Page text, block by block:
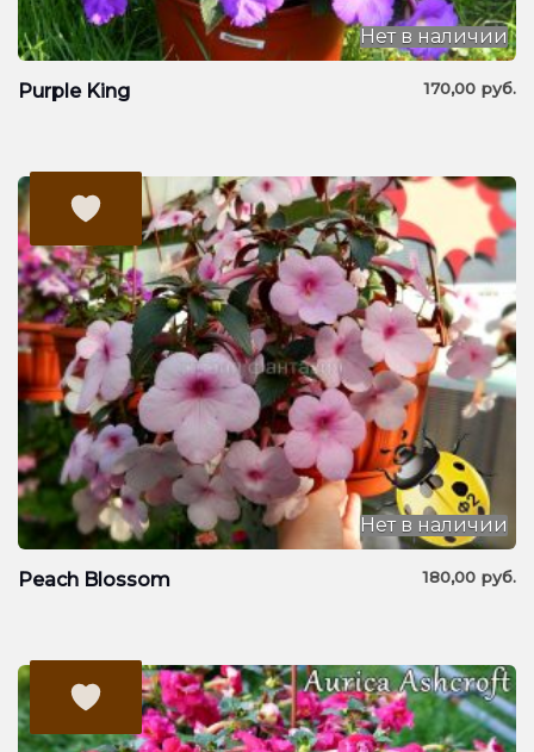
Purple King 170,00 руб.
Нет в наличии
Peach Blossom 180,00 руб.
Нет в наличии